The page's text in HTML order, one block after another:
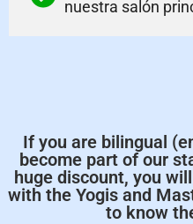
nuestra salón
If you are bilingual
become part of our
huge discount, you
with the Yogis and
to know